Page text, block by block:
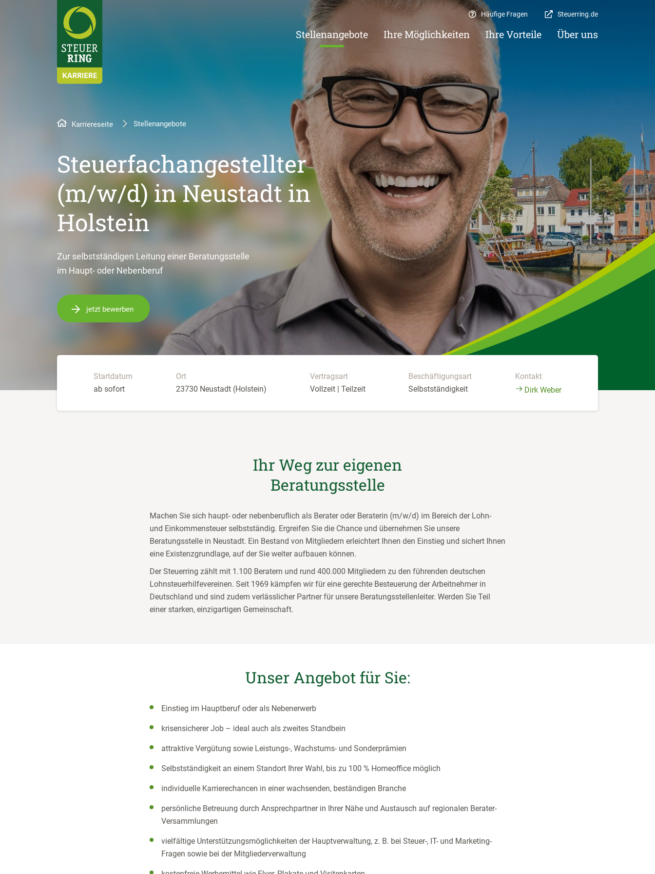
Stellenangebote Ihre Möglichkeiten Ihre Vorteile Über uns
Häufige Fragen Steuerring.de
Karriereseite Stellenangebote
Steuerfachangestellter
(m/w/d) in Neustadt in
Holstein
Zur selbstständigen Leitung einer Beratungsstelle
im Haupt- oder Nebenberuf
jetzt bewerben
Startdatum
ab sofort
Ort
23730 Neustadt (Holstein)
Vertragsart
Vollzeit | Teilzeit
Beschäftigungsart
Selbstständigkeit
Kontakt
Dirk Weber
Ihr Weg zur eigenen
Beratungsstelle
Machen Sie sich haupt- oder nebenberuflich als Berater oder Beraterin (m/w/d) im Bereich der Lohn-
und Einkommensteuer selbstständig. Ergreifen Sie die Chance und übernehmen Sie unsere
Beratungsstelle in Neustadt. Ein Bestand von Mitgliedern erleichtert Ihnen den Einstieg und sichert Ihnen
eine Existenzgrundlage, auf der Sie weiter aufbauen können.
Der Steuerring zählt mit 1.100 Beratern und rund 400.000 Mitgliedern zu den führenden deutschen
Lohnsteuerhilfevereinen. Seit 1969 kämpfen wir für eine gerechte Besteuerung der Arbeitnehmer in
Deutschland und sind zudem verlässlicher Partner für unsere Beratungsstellenleiter. Werden Sie Teil
einer starken, einzigartigen Gemeinschaft.
Unser Angebot für Sie:
Einstieg im Hauptberuf oder als Nebenerwerb
krisensicherer Job – ideal auch als zweites Standbein
attraktive Vergütung sowie Leistungs-, Wachstums- und Sonderprämien
Selbstständigkeit an einem Standort Ihrer Wahl, bis zu 100 % Homeoffice möglich
individuelle Karrierechancen in einer wachsenden, beständigen Branche
persönliche Betreuung durch Ansprechpartner in Ihrer Nähe und Austausch auf regionalen Berater-
Versammlungen
vielfältige Unterstützungsmöglichkeiten der Hauptverwaltung, z. B. bei Steuer-, IT- und Marketing-
Fragen sowie bei der Mitgliederverwaltung